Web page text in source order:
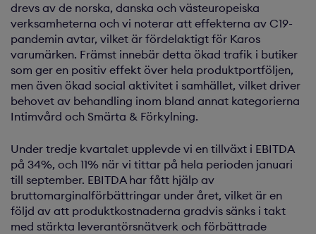
drevs av de norska, danska och västeuropeiska
verksamheterna och vi noterar att effekterna av C19-
pandemin avtar, vilket är fördelaktigt för Karos
varumärken. Främst innebär detta ökad trafik i butiker
som ger en positiv effekt över hela produktportföljen,
men även ökad social aktivitet i samhället, vilket driver
behovet av behandling inom bland annat kategorierna
Intimvård och Smärta & Förkylning.
Under tredje kvartalet upplevde vi en tillväxt i EBITDA
på 34%, och 11% när vi tittar på hela perioden januari
till september. EBITDA har fått hjälp av
bruttomarginalförbättringar under året, vilket är en
följd av att produktkostnaderna gradvis sänks i takt
med stärkta leverantörsnätverk och förbättrade